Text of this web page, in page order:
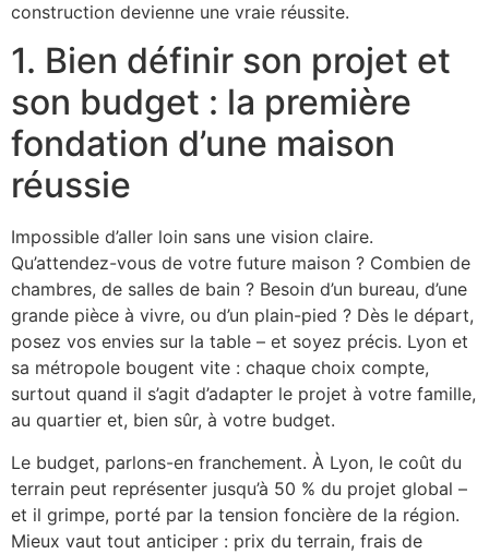
construction devienne une vraie réussite.
1. Bien définir son projet et
son budget : la première
fondation d’une maison
réussie
Impossible d’aller loin sans une vision claire.
Qu’attendez-vous de votre future maison ? Combien de
chambres, de salles de bain ? Besoin d’un bureau, d’une
grande pièce à vivre, ou d’un plain-pied ? Dès le départ,
posez vos envies sur la table – et soyez précis. Lyon et
sa métropole bougent vite : chaque choix compte,
surtout quand il s’agit d’adapter le projet à votre famille,
au quartier et, bien sûr, à votre budget.
Le budget, parlons-en franchement. À Lyon, le coût du
terrain peut représenter jusqu’à 50 % du projet global –
et il grimpe, porté par la tension foncière de la région.
Mieux vaut tout anticiper : prix du terrain, frais de